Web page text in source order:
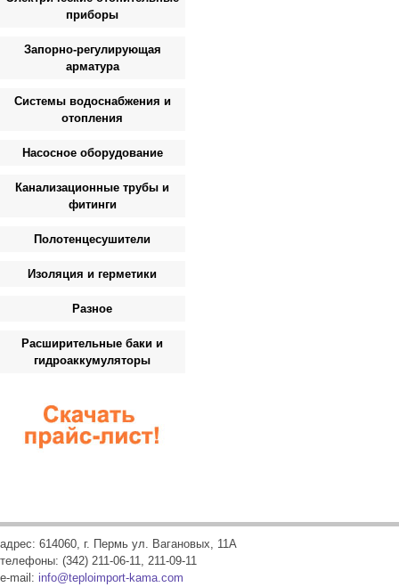
приборы
Запорно-регулирующая
арматура
Системы водоснабжения и
отопления
Насосное оборудование
Канализационные трубы и
фитинги
Полотенцесушители
Изоляция и герметики
Разное
Расширительные баки и
гидроаккумуляторы
адрес: 614060, г. Пермь ул. Вагановых, 11А
телефоны: (342) 211-06-11, 211-09-11
e-mail: info@teploimport-kama.com